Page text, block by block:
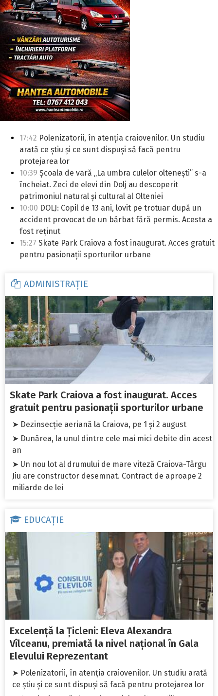
17:42 Polenizatorii, în atenția craiovenilor. Un studiu
arată ce știu și ce sunt dispuși să facă pentru
protejarea lor
10:39 Școala de vară „La umbra culelor oltenești” s-a
încheiat. Zeci de elevi din Dolj au descoperit
patrimoniul natural și cultural al Olteniei
10:00 DOLJ: Copil de 13 ani, lovit pe trotuar după un
accident provocat de un bărbat fără permis. Acesta a
fost reținut
15:27 Skate Park Craiova a fost inaugurat. Acces gratuit
pentru pasionații sporturilor urbane
ADMINISTRAȚIE
Skate Park Craiova a fost inaugurat. Acces
gratuit pentru pasionații sporturilor urbane
➤ Dezinsecție aeriană la Craiova, pe 1 și 2 august
➤ Dunărea, la unul dintre cele mai mici debite din acest
an
➤ Un nou lot al drumului de mare viteză Craiova-Târgu
Jiu are constructor desemnat. Contract de aproape 2
miliarde de lei
EDUCAȚIE
Excelență la Țicleni: Eleva Alexandra
Vîlceanu, premiată la nivel național în Gala
Elevului Reprezentant
➤ Polenizatorii, în atenția craiovenilor. Un studiu arată
ce știu și ce sunt dispuși să facă pentru protejarea lor